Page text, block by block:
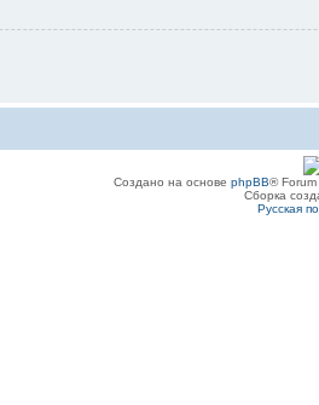
Создано на основе phpBB®
Сборка
Русская